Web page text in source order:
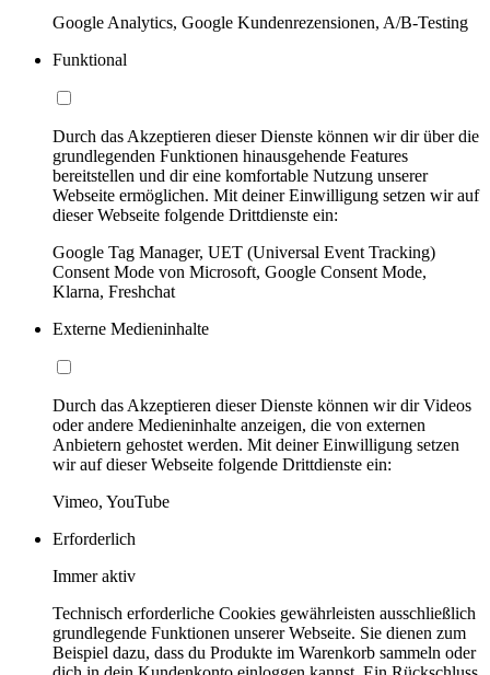
Google Analytics, Google Kundenrezensionen, A/B-Testing
Funktional
Durch das Akzeptieren dieser Dienste können wir dir über die
grundlegenden Funktionen hinausgehende Features
bereitstellen und dir eine komfortable Nutzung unserer
Webseite ermöglichen. Mit deiner Einwilligung setzen wir auf
dieser Webseite folgende Drittdienste ein:
Google Tag Manager, UET (Universal Event Tracking)
Consent Mode von Microsoft, Google Consent Mode,
Klarna, Freshchat
Externe Medieninhalte
Durch das Akzeptieren dieser Dienste können wir dir Videos
oder andere Medieninhalte anzeigen, die von externen
Anbietern gehostet werden. Mit deiner Einwilligung setzen
wir auf dieser Webseite folgende Drittdienste ein:
Vimeo, YouTube
Erforderlich
Immer aktiv
Technisch erforderliche Cookies gewährleisten ausschließlich
grundlegende Funktionen unserer Webseite. Sie dienen zum
Beispiel dazu, dass du Produkte im Warenkorb sammeln oder